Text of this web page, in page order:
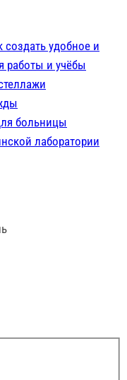
создать удобное и
работы и учёбы
больницы
лаборатории